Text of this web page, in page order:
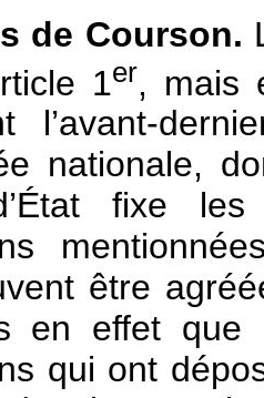
de Courson.
1er, mais
l’avant-
nationale,
fixe
être
en effet que
qui ont